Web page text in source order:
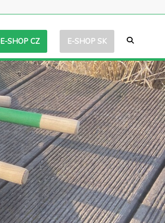
E-SHOP CZ E-SHOP SK